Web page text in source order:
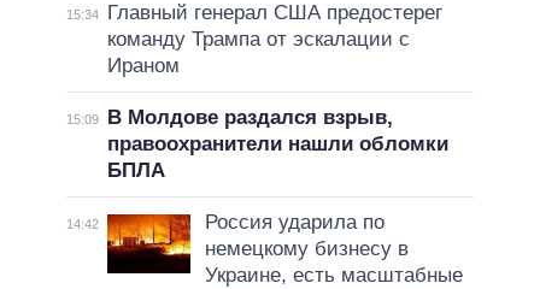
15:34
Главный генерал США предостерег
команду Трампа от эскалации с
Ираном
15:09
В Молдове раздался взрыв,
правоохранители нашли обломки
БПЛА
14:42
Россия ударила по
немецкому бизнесу в
Украине, есть масштабные